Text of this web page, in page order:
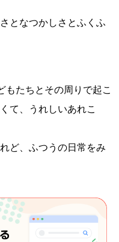
となつかしさとふくふ
もたちとその周りで起こ
て、うれしいあれこ
ど、ふつうの日常をみ